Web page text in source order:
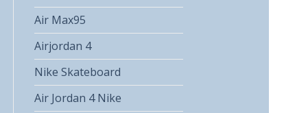
Air Max95
Airjordan 4
Nike Skateboard
Air Jordan 4 Nike